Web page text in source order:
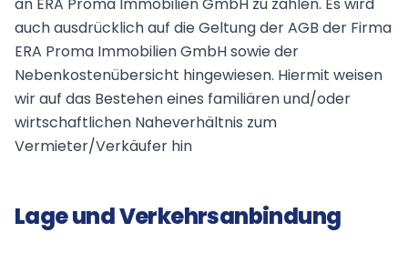
auch ausdrücklich auf die Geltung der AGB der Firma
ERA Proma Immobilien GmbH sowie der
Nebenkostenübersicht hingewiesen. Hiermit weisen
wir auf das Bestehen eines familiären und/oder
wirtschaftlichen Naheverhältnis zum
Vermieter/Verkäufer hin
Lage und Verkehrsanbindung